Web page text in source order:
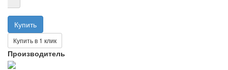
Купить в 1 клик
Производитель